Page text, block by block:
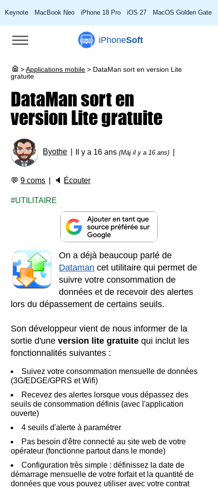
Keynote MacBook Neo iPhone 18 Pro iOS 27 MacOS Golden Gate
iPhoneSoft
> Applications mobile > DataMan sort en version Lite
gratuite
DataMan sort en
version Lite gratuite
Byothe Il y a 16 ans(Màj il y a 16 ans)
💬9 coms 🔈 Écouter
UTILITAIRE
On a déjà beaucoup parlé de
Dataman cet utilitaire qui permet de
suivre votre consommation de
données et de recevoir des alertes
lors du dépassement de certains seuils.
Son développeur vient de nous informer de la
sortie d'uneversion lite gratuite qui inclut les
fonctionnalités suivantes :
Suivez votre consommation mensuelle de données
(3G/EDGE/GPRS et Wifi)
Recevez des alertes lorsque vous dépassez des
seuils de consommation définis (avec l'application
ouverte)
4 seuils d'alerte à paramétrer
Pas besoin d'être connecté au site web de votre
opérateur (fonctionne partout dans le monde)
Configuration très simple : définissez la date de
démarrage mensuelle de votre forfait et la quantité de
données que vous pouvez utiliser avec votre contrat